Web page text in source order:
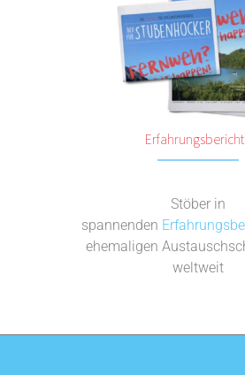
Stöber in
spannenden
ehemaligen
weltweit